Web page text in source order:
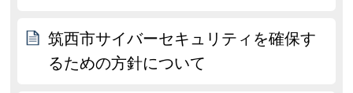
筑西市サイバーセキュリティを確保す
るための方針について